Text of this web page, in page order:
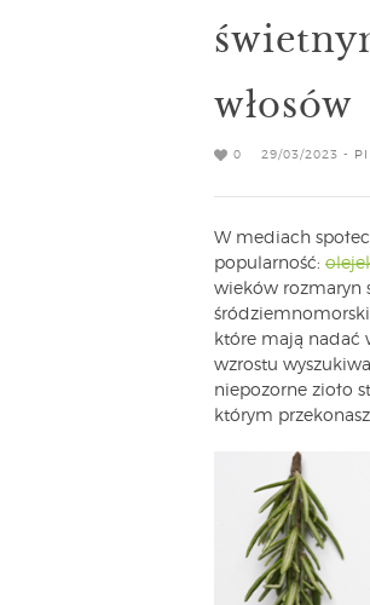
włosów
0 29/03/2023 -
W mediach
popularność:
wieków rozmaryn
które mają nadać
wzrostu
niepozorne zioło
którym